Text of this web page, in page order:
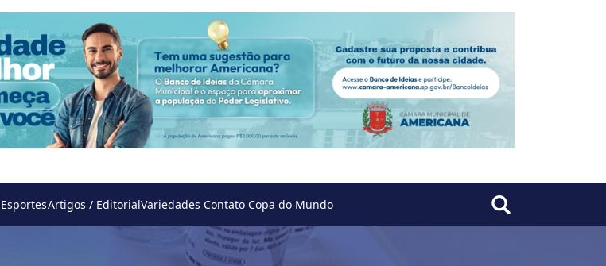
EsportesArtigos / EditorialVariedades Contato Copa do Mundo